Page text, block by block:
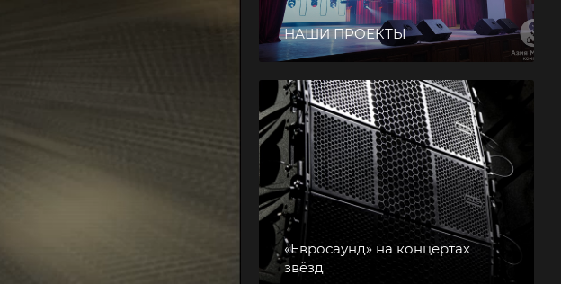
О компании
НАШИ ПРОЕКТЫ
«Евросаунд» на концертах
звёзд